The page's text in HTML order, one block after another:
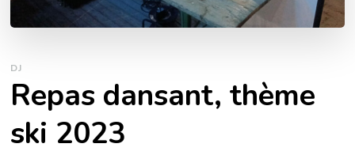
DJ
Repas dansant, thème
ski 2023